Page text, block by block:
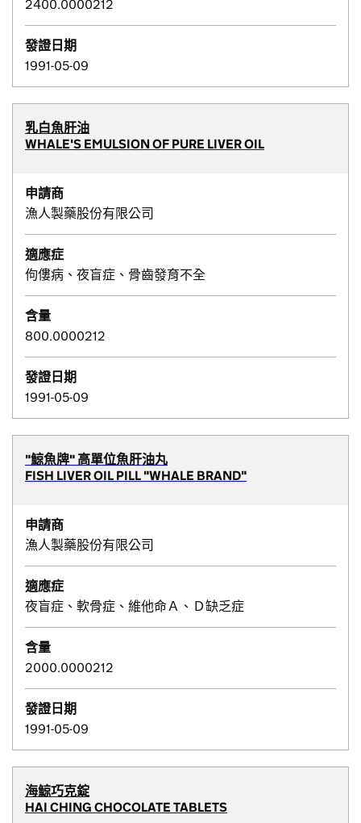
2400.0000212
發證日期
1991-05-09
乳白魚肝油
WHALE'S EMULSION OF PURE LIVER OIL
申請商
漁人製藥股份有限公司
適應症
佝僂病、夜盲症、骨齒發育不全
含量
800.0000212
發證日期
1991-05-09
"鯨魚牌" 高單位魚肝油丸
FISH LIVER OIL PILL "WHALE BRAND"
申請商
漁人製藥股份有限公司
適應症
夜盲症、軟骨症、維他命Ａ、Ｄ缺乏症
含量
2000.0000212
發證日期
1991-05-09
海鯨巧克錠
HAI CHING CHOCOLATE TABLETS